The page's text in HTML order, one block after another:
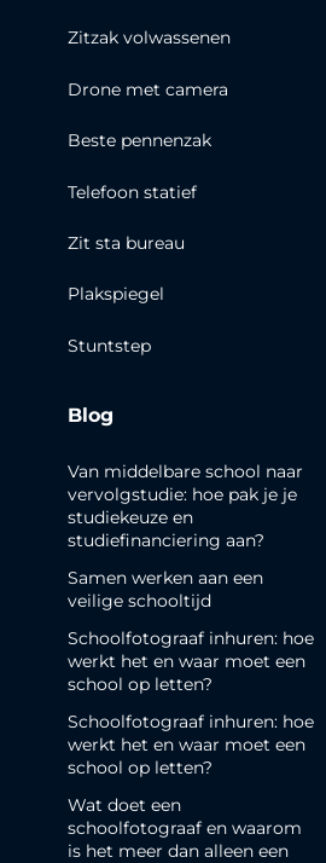
Zitzak volwassenen
Drone met camera
Beste pennenzak
Telefoon statief
Zit sta bureau
Plakspiegel
Stuntstep
Blog
Van middelbare school naar
vervolgstudie: hoe pak je je
studiekeuze en
studiefinanciering aan?
Samen werken aan een
veilige schooltijd
Schoolfotograaf inhuren: hoe
werkt het en waar moet een
school op letten?
Schoolfotograaf inhuren: hoe
werkt het en waar moet een
school op letten?
Wat doet een
schoolfotograaf en waarom
is het meer dan alleen een